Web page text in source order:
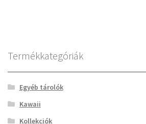
Termékkategóriák
Egyéb tárolók
Kawaii
Kollekciók